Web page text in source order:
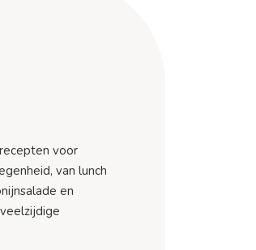
voor
van lunch
en